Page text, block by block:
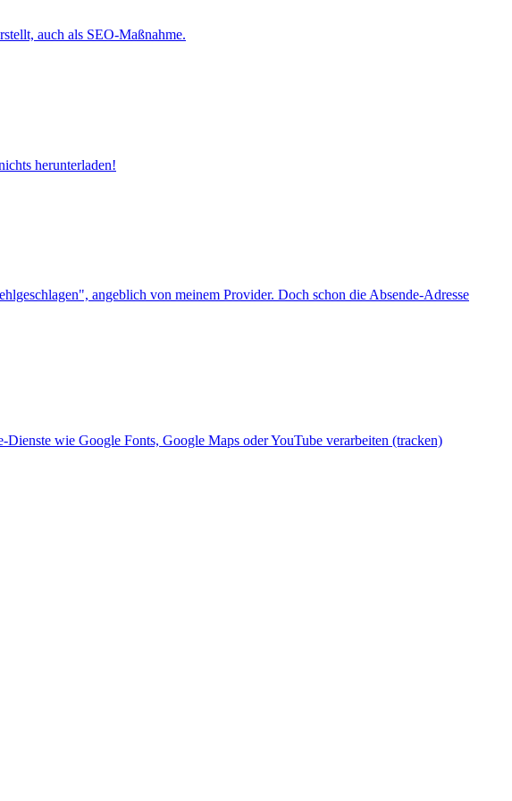
auch als SEO-Maßnahme.
herunterladen!
angeblich von meinem Provider. Doch schon die Absende-Adresse
wie Google Fonts, Google Maps oder YouTube verarbeiten (tracken)